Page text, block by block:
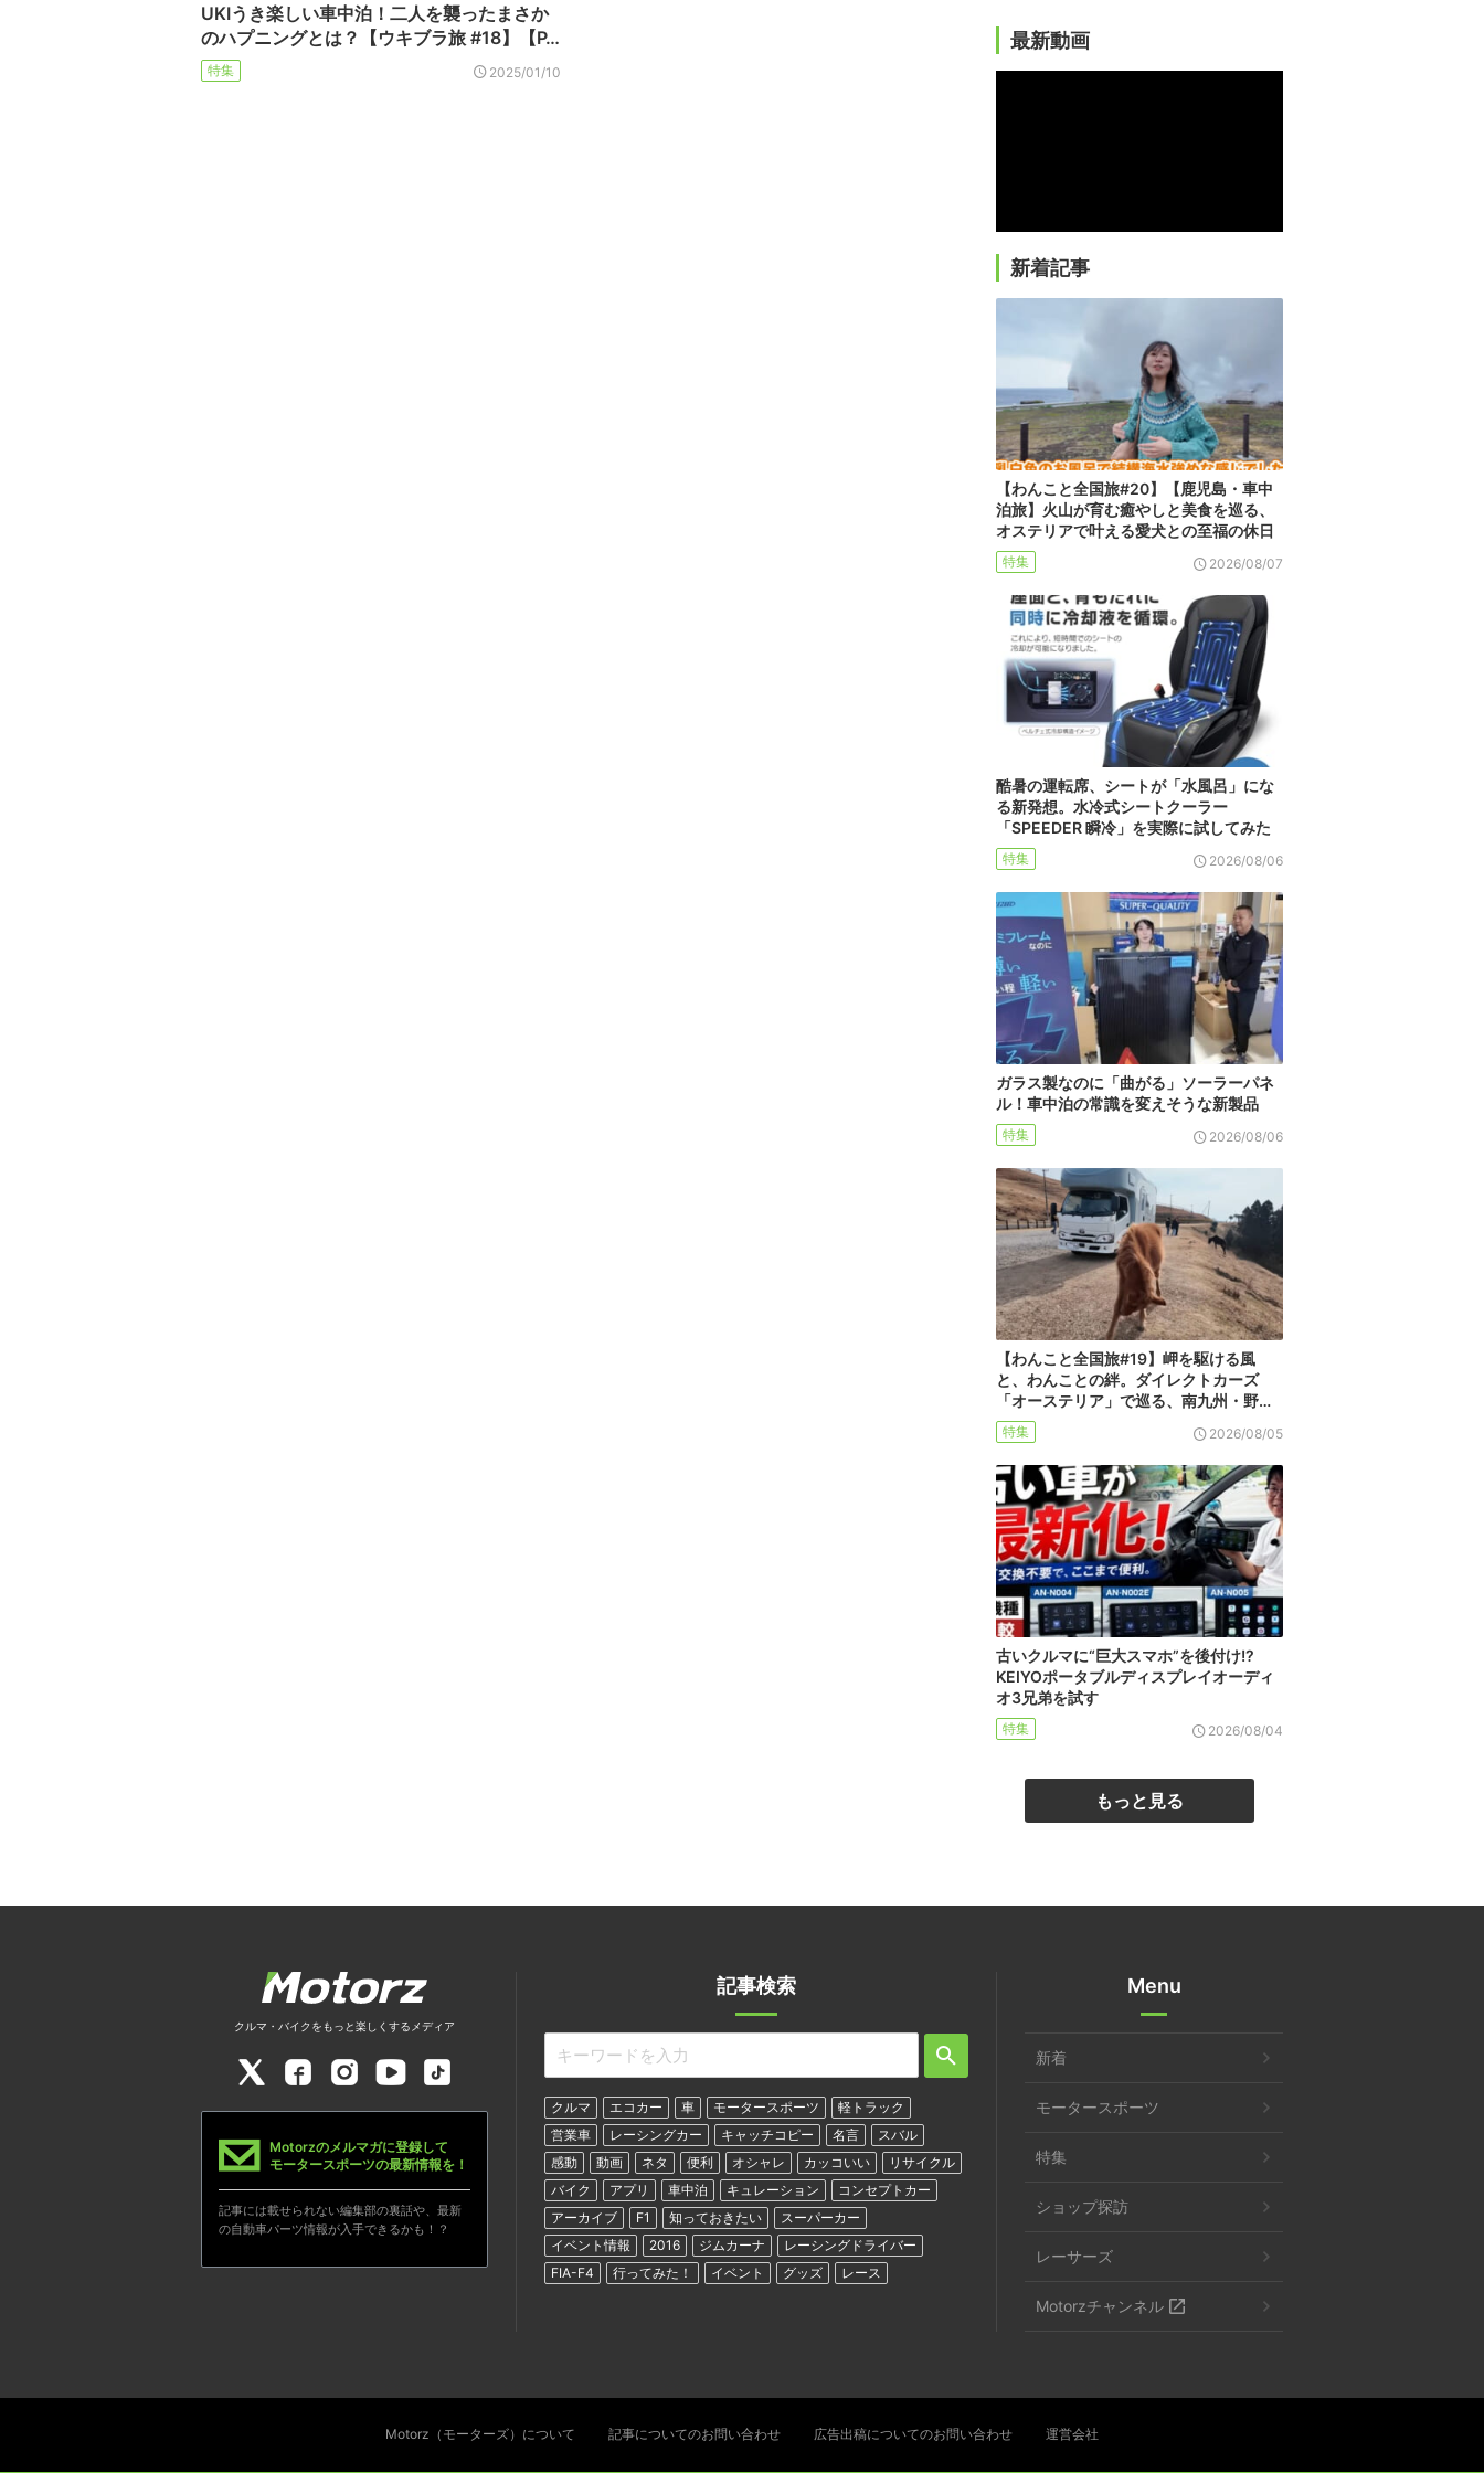
UKIうき楽しい車中泊！二人を襲ったまさか
のハプニングとは？【ウキブラ旅 #18】【P…
特集 2025/01/10
最新動画
新着記事
【わんこと全国旅#20】【鹿児島・車中
泊旅】火山が育む癒やしと美食を巡る、
オステリアで叶える愛犬との至福の休日
特集 2026/08/07
酷暑の運転席、シートが「水風呂」にな
る新発想。水冷式シートクーラー
「SPEEDER 瞬冷」を実際に試してみた
特集 2026/08/06
ガラス製なのに「曲がる」ソーラーパネ
ル！車中泊の常識を変えそうな新製品
特集 2026/08/06
【わんこと全国旅#19】岬を駆ける風
と、わんことの絆。ダイレクトカーズ
「オーステリア」で巡る、南九州・野…
特集 2026/08/05
古いクルマに“巨大スマホ”を後付け!?
KEIYOポータブルディスプレイオーディ
オ3兄弟を試す
特集 2026/08/04
もっと見る
記事検索
クルマ エコカー 車 モータースポーツ
軽トラック
営業車
レーシングカー キャッチコピー 名言
スバル
感動
動画 ネタ 便利 オシャレ カッコいい
リサイクル
バイク
アプリ 車中泊 キュレーション
コンセプトカー
アーカイブ
F1 知っておきたい
スーパーカー
イベント情報
2016 ジムカーナ
レーシングドライバー
FIA-F4
行ってみた！ イベント グッズ レース
クルマ・バイクをもっと楽しくするメディア
Motorzのメルマガに登録して
モータースポーツの最新情報を！
記事には載せられない編集部の裏話や、最新
の自動車パーツ情報が入手できるかも！？
Menu
新着
モータースポーツ
特集
ショップ探訪
レーサーズ
Motorzチャンネル
Motorz（モーターズ）について 記事についてのお問い合わせ 広告出稿についてのお問い合わせ 運営会社